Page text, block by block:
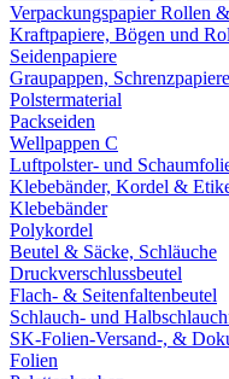
Verpackungspapier Rollen
Kraftpapiere, Bögen und
Seidenpapiere
Graupappen, Schrenzpapiere
Polstermaterial
Packseiden
Wellpappen C
Luftpolster- und
Klebebänder, Kordel &
Klebebänder
Polykordel
Beutel & Säcke, Schläuche
Druckverschlussbeutel
Flach- & Seitenfaltenbeutel
Schlauch- und
SK-Folien-Versand-, &
Folien